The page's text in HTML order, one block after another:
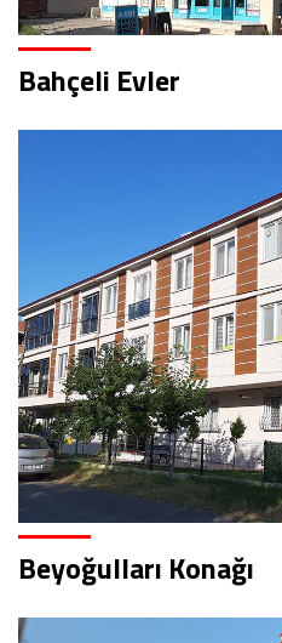
Bahçeli Evler
Beyoğulları Konağı